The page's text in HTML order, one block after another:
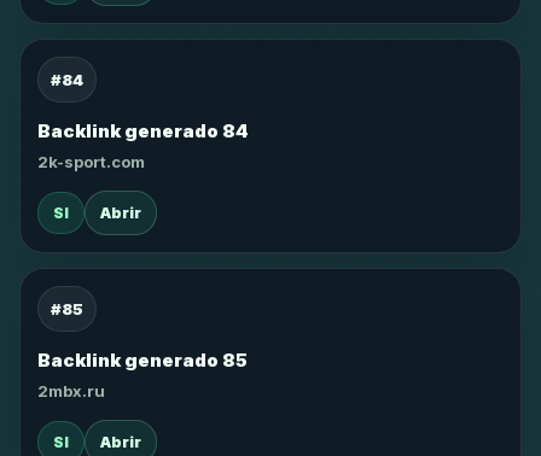
#84
Backlink generado 84
2k-sport.com
SI Abrir
#85
Backlink generado 85
2mbx.ru
SI Abrir